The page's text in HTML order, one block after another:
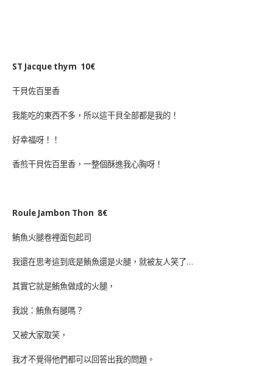
ST Jacque thym 10€
干貝佐百里香
我能吃的東西不多，所以這干貝全部都是我的！
好幸福呀！！
香煎干貝佐百里香，一整個酥進我心胸呀！
Roule Jambon Thon 8€
鮪魚火腿卷裡面包起司
我還在思考這到底是鮪魚還是火腿，就被友人笑了…
其實它就是鮪魚做成的火腿，
我說：鮪魚有腿嗎？
又被大家取笑，
我才不覺得他們都可以回答出我的問題。